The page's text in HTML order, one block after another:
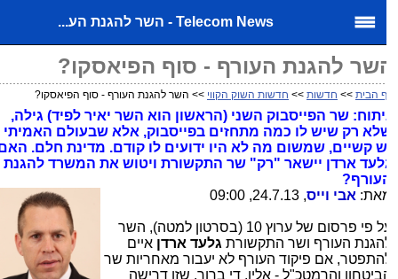
Telecom News - השר להגנת הע...
להגנת העורף - סוף הפיאסקו?
הבית>>חדשות>>חדשות השוק הקווי>> השר להגנת העורף - סוף הפיאסקו?
שר הפייסבוק השני (הראשון הוא השר יאיר לפיד) גילה,
רק שיש לו כמה מתחזים בפייסבוק, אלא שבעולם האמיתי
קשיים, שמשום מה לא היו ידועים לו קודם. מדינת חלם. האם
ארדן יישאר "רק" שר התקשורת ויטוש את המשרד להגנת
אבי וייס, 24.7.13, 09:00
על פי פרסום של ערוץ 10 (בסרטון למטה), השר
העורף ושר התקשורתגלעד ארדןאיים
אם פיקוד העורף לא יעבור מאחריות שר
והרמטכ"ל - אליו. די ברור, שזו דרישה